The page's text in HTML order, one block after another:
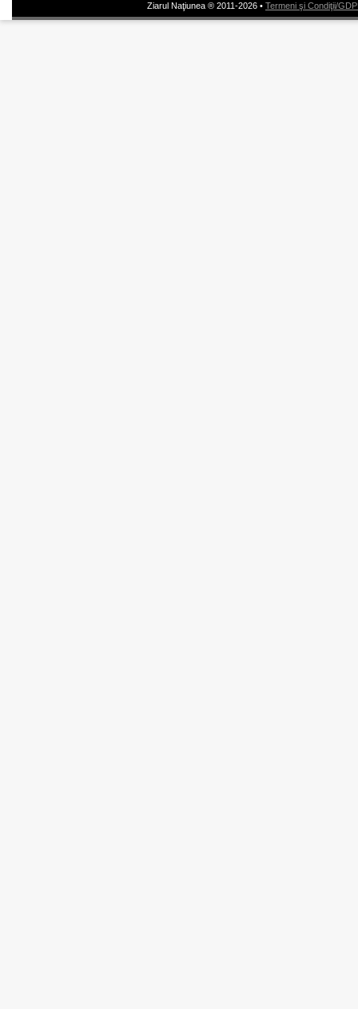
Ziarul Naţiunea ® 2011-2026 • Termeni şi Condiţii/